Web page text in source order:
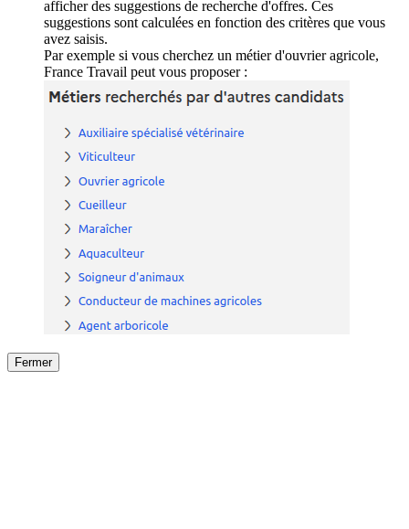
afficher des suggestions de recherche d'offres. Ces
suggestions sont calculées en fonction des critères que vous
avez saisis.
Par exemple si vous cherchez un métier d'ouvrier agricole,
France Travail peut vous proposer :
Fermer